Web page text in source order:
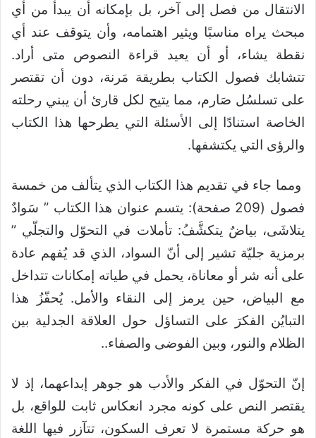
الانتقال من فصل إلى آخر، بل بإمكانه أن يبدأ من أي
مبحث يراه مناسبًا ويثير اهتمامه، وأن يتوقف عند أي
نقطة يشاء، أو أن يعيد قراءة النصوص متى أراد.
تتشابك فصول الكتاب بطريقة مَرنة، دون أن تقتصر
على تسلسُل صَارم، مما يتيح لكل قارئ أن يبني رحلته
الخاصة استنادًا إلى الأسئلة التي يطرحها هذا الكتاب
والرؤى التي يكتشفها.
ومما جاء في تقديم هذا الكتاب الذي يتألف من خمسة
فصول (209 صفحة): يتسم عنوان هذا الكتاب ” سَوادٌ
يتلاشَى، بياضٌ يتكشَّفُ: تأملات في التحوّل والتجلّي ”
برمزية جليّة تشير إلى أنّ السواد، الذي قد يُفهم عادة
على أنه شر أو معاناة، يحمل في طياته إمكانات تتداخل
مع البياض، حين يرمز إلى النقاء والأمل. يُحفّزُ هذا
التبايُن الفكرَ على التساؤل حول العلاقة الجدلية بين
الظلام والنور، وبين الفوضى والصفاء..
إنّ التحوّل في الفكر والأدب هو جوهر إبداعهما، إذ لا
يقتصر النص على كونه مجرد انعكاس ثابت للواقع، بل
هو حركة مستمرة لا تعرف السكون، تتآزر فيها اللغة